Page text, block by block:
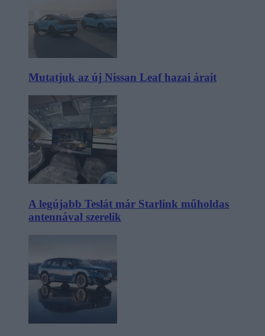
Mutatjuk az új Nissan Leaf hazai árait
A legújabb Teslát már Starlink műholdas
antennával szerelik